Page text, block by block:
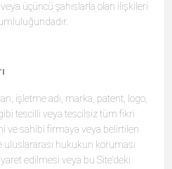
üçüncü şahıslarla olan ilişkileri
işletme adı, marka, patent, logo,
tescilli veya tescilsiz tüm fikri
ve sahibi firmaya veya belirtilen
hukukun koruması
edilmesi veya bu Site’deki